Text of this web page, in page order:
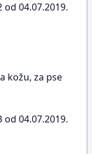
od 04.07.2019.
kožu, za pse
od 04.07.2019.